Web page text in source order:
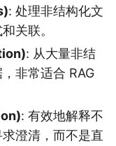
: 处理非结构化文
关联。
: 从大量非结
非常适合 RAG
: 有效地解释不
澄清，而不是直